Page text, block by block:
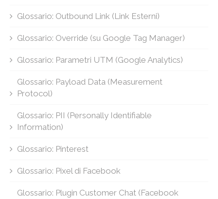
Glossario: Outbound Link (Link Esterni)
Glossario: Override (su Google Tag Manager)
Glossario: Parametri UTM (Google Analytics)
Glossario: Payload Data (Measurement
Protocol)
Glossario: PII (Personally Identifiable
Information)
Glossario: Pinterest
Glossario: Pixel di Facebook
Glossario: Plugin Customer Chat (Facebook